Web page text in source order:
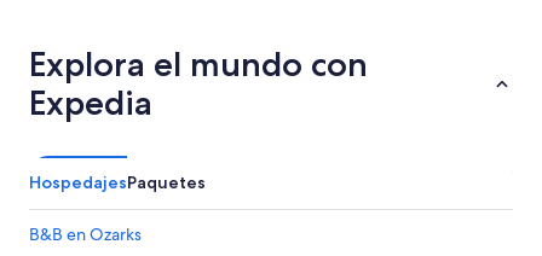
Explora el mundo con
Expedia
HospedajesPaquetes
B&B en Ozarks